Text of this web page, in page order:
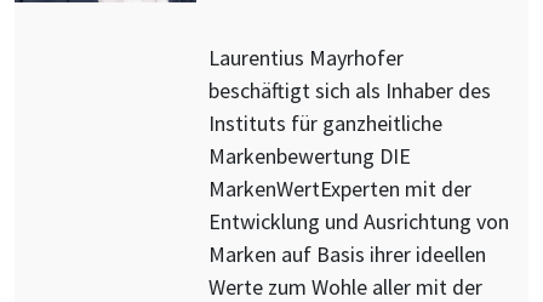
Laurentius Mayrhofer
beschäftigt sich als Inhaber des
Instituts für ganzheitliche
Markenbewertung DIE
MarkenWertExperten mit der
Entwicklung und Ausrichtung von
Marken auf Basis ihrer ideellen
Werte zum Wohle aller mit der